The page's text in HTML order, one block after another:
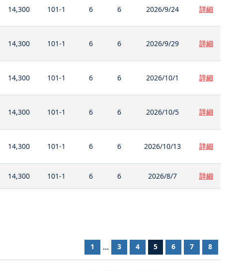
14,300 101-1 6 6 2026/9/24 詳細
14,300 101-1 6 6 2026/9/29 詳細
14,300 101-1 6 6 2026/10/1 詳細
14,300 101-1 6 6 2026/10/5 詳細
14,300 101-1 6 6 2026/10/13 詳細
14,300 101-1 6 6 2026/8/7 詳細
1 ... 3 4 5 6 7 8